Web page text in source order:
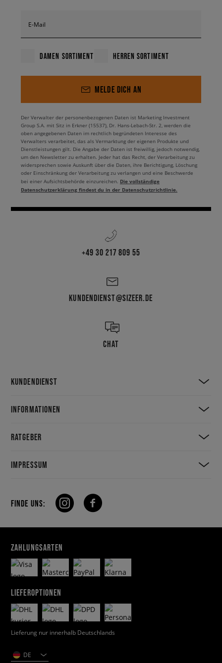
E-Mail
DAMEN SORTIMENT HERREN SORTIMENT
MELDE DICH AN
Der Verwalter der personenbezogenen Daten ist Marketing Investment
Group S.A. mit Sitz in Erkner (15537), Dr. Hans-Lebach-Str. 2, werden die
oben angegebenen Daten im rechtlich begründeten Interesse des
Verwalters verarbeitet, das als Vermarktung der eigenen Produkte und
Dienstleistungen gilt. Die Angabe der Daten ist freiwillig, jedoch notwendig,
um den Newsletter zu erhalten. Jeder hat das Recht, der Verarbeitung zu
widersprechen sowie Auskunft über die Daten, ihre Berichtigung, Löschung
oder Einschränkung der Verarbeitung zu verlangen und eine Beschwerde
bei einer Aufsichtsbehörde einzureichen. Die vollständige
Datenschutzerklärung findest du in der Datenschutzrichtlinie.
+49 30 217 809 55
KUNDENDIENST@SIZEER.DE
CHAT
KUNDENDIENST
INFORMATIONEN
RATGEBER
IMPRESSUM
FINDE UNS:
ZAHLUNGSARTEN
LIEFEROPTIONEN
Lieferung nur innerhalb Deutschlands
DE